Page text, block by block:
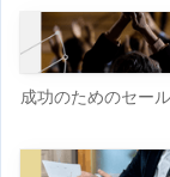
成功のためのセー